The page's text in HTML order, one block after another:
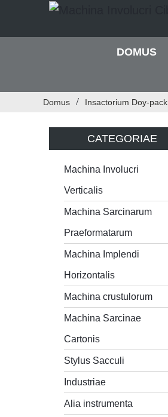
DOMUS
Domus Insactorium Doy-pack
CATEGORIAE
Machina Involucri
Verticalis
Machina Sarcinarum
Praeformatarum
Machina Implendi
Horizontalis
Machina crustulorum
Machina Sarcinae
Cartonis
Stylus Sacculi
Industriae
Alia instrumenta